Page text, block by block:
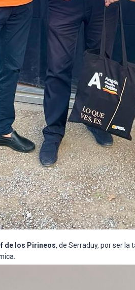
de los Pirineos, de Serraduy, por ser la